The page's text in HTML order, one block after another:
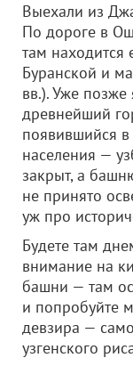
Выехали из
По дороге в
там
Буранской и
вв.). Уже позже
древнейший
появившийся в
населения —
закрыт, а
не принято
уж про
Будете там
внимание на
башни — там
и попробуйте
девзира —
узгенского